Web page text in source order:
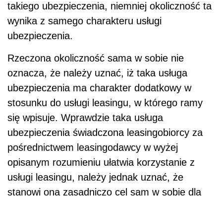
takiego ubezpieczenia, niemniej okoliczność ta
wynika z samego charakteru usługi
ubezpieczenia.
Rzeczona okoliczność sama w sobie nie
oznacza, że należy uznać, iż taka usługa
ubezpieczenia ma charakter dodatkowy w
stosunku do usługi leasingu, w którego ramy
się wpisuje. Wprawdzie taka usługa
ubezpieczenia świadczona leasingobiorcy za
pośrednictwem leasingodawcy w wyżej
opisanym rozumieniu ułatwia korzystanie z
usługi leasingu, należy jednak uznać, że
stanowi ona zasadniczo cel sam w sobie dla